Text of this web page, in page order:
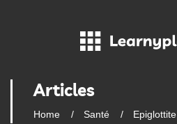
Articles
Home Santé Epiglottite